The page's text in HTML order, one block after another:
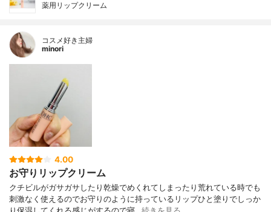
薬用リップクリーム
コスメ好き主婦
minori
4.00
お守りリップクリーム
クチビルがガサガサしたり乾燥でめくれてしまったり荒れている時でも
刺激なく使えるのでお守りのように持っているリップひと塗りでしっか